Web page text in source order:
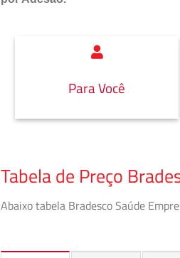
Para Você
Tabela de Preço
Abaixo tabela Bradesco Saúde